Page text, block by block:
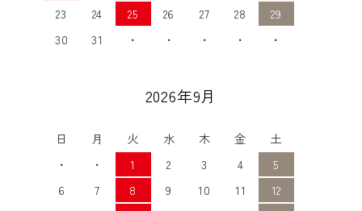
23
24 25 26 27 28
29
30
31 ・ ・ ・ ・ ・
2026年9月
日 月 火 水 木 金
土
・
・ 1 2 3 4
5
6
7 8 9 10 11
12